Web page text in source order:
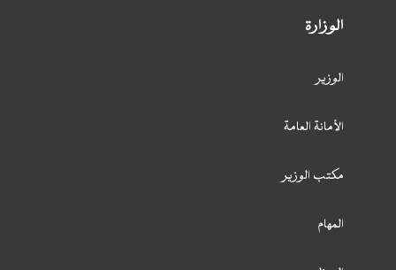
الوزارة
الوزير
الأمانة العامة
مكتب الوزير
المهام